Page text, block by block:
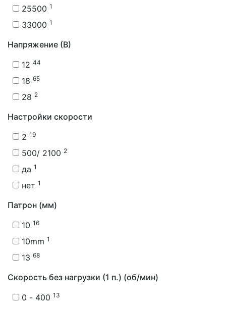
25500 1
33000 1
Напряжение (В)
12 44
18 65
28 2
Настройки скорости
2 19
500/ 2100 2
да 1
нет 1
Патрон (мм)
10 16
10mm 1
13 68
Скорость без нагрузки (1 п.) (об/мин)
0 - 400 13